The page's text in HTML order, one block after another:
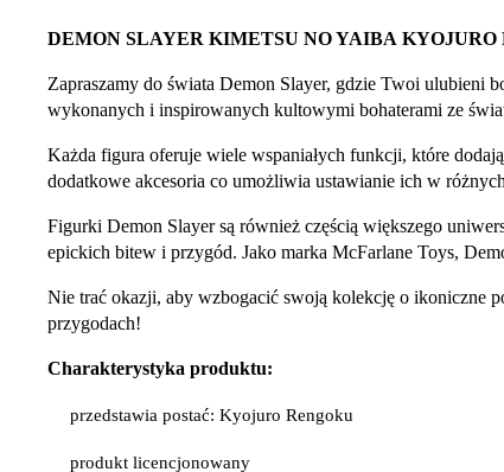
DEMON SLAYER KIMETSU NO YAIBA KYOJURO
Zapraszamy do świata Demon Slayer, gdzie Twoi ulubieni
wykonanych i inspirowanych kultowymi bohaterami ze
Każda figura oferuje wiele wspaniałych funkcji, które
dodatkowe akcesoria co umożliwia ustawianie ich w
Figurki Demon Slayer są również częścią większego
epickich bitew i przygód. Jako marka McFarlane Toys,
Nie trać okazji, aby wzbogacić swoją kolekcję o ikoniczne
przygodach!
Charakterystyka produktu:
przedstawia postać: Kyojuro Rengoku
produkt licencjonowany